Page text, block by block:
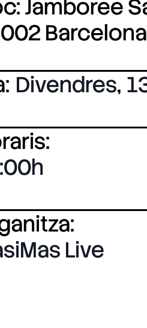
Jamboree
Barcelona
Divendres,
Live